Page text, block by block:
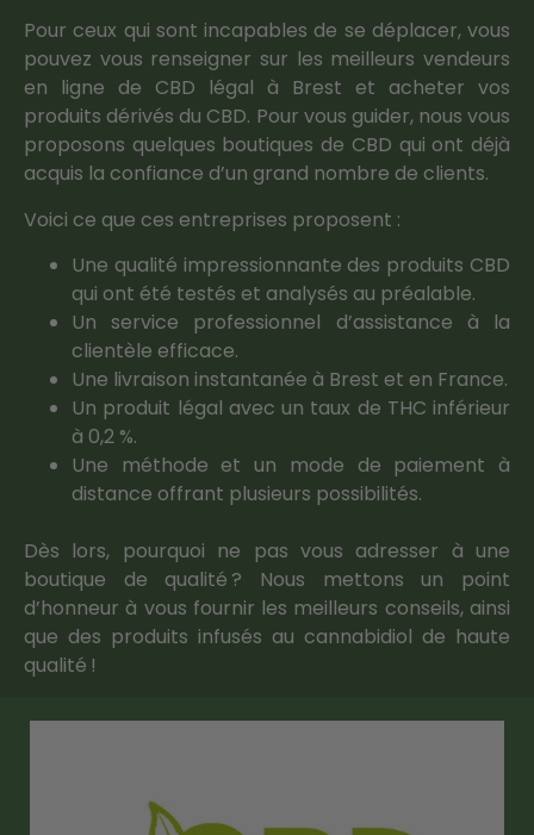
Pour ceux qui sont incapables de se déplacer, vous
pouvez vous renseigner sur les meilleurs vendeurs
en ligne de CBD légal à Brest et acheter vos
produits dérivés du CBD. Pour vous guider, nous vous
proposons quelques boutiques de CBD qui ont déjà
acquis la confiance d’un grand nombre de clients.
Voici ce que ces entreprises proposent :
Une qualité impressionnante des produits CBD
qui ont été testés et analysés au préalable.
Un service professionnel d’assistance à la
clientèle efficace.
Une livraison instantanée à Brest et en France.
Un produit légal avec un taux de THC inférieur
à 0,2 %.
Une méthode et un mode de paiement à
distance offrant plusieurs possibilités.
Dès lors, pourquoi ne pas vous adresser à une
boutique de qualité ? Nous mettons un point
d’honneur à vous fournir les meilleurs conseils, ainsi
que des produits infusés au cannabidiol de haute
qualité !